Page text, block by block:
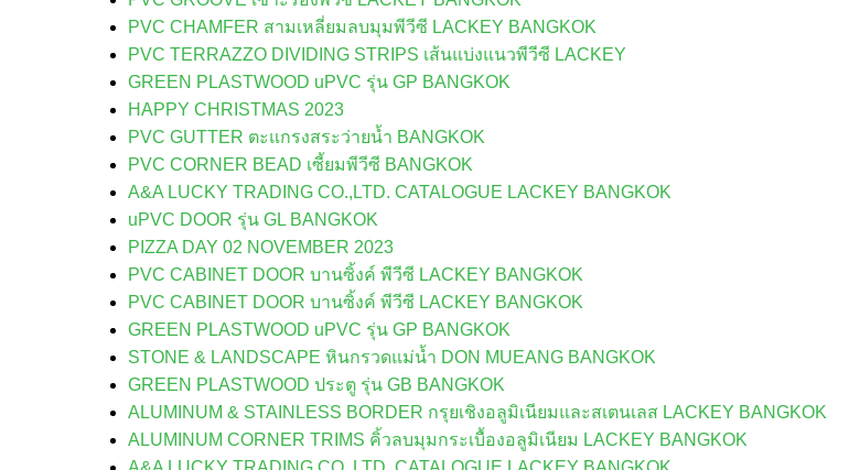
PVC CHAMFER สามเหลี่ยมลบมุมพีวีซี LACKEY BANGKOK
PVC TERRAZZO DIVIDING STRIPS เส้นแบ่งแนวพีวีซี LACKEY
GREEN PLASTWOOD uPVC รุ่น GP BANGKOK
HAPPY CHRISTMAS 2023
PVC GUTTER ตะแกรงสระว่ายน้ำ BANGKOK
PVC CORNER BEAD เซี้ยมพีวีซี BANGKOK
A&A LUCKY TRADING CO.,LTD. CATALOGUE LACKEY BANGKOK
uPVC DOOR รุ่น GL BANGKOK
PIZZA DAY 02 NOVEMBER 2023
PVC CABINET DOOR บานซิ้งค์ พีวีซี LACKEY BANGKOK
PVC CABINET DOOR บานซิ้งค์ พีวีซี LACKEY BANGKOK
GREEN PLASTWOOD uPVC รุ่น GP BANGKOK
STONE & LANDSCAPE หินกรวดแม่น้ำ DON MUEANG BANGKOK
GREEN PLASTWOOD ประตู รุ่น GB BANGKOK
ALUMINUM & STAINLESS BORDER กรุยเชิงอลูมิเนียมและสเตนเลส LACKEY BANGKOK
ALUMINUM CORNER TRIMS คิ้วลบมุมกระเบื้องอลูมิเนียม LACKEY BANGKOK